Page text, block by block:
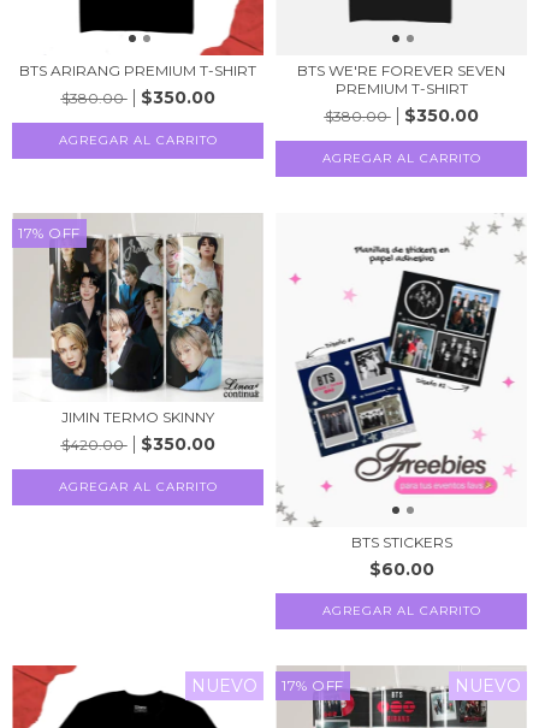
BTS ARIRANG PREMIUM T-SHIRT
$380.00
$350.00
AGREGAR AL CARRITO
BTS WE'RE FOREVER SEVEN
PREMIUM T-SHIRT
$380.00
$350.00
AGREGAR AL CARRITO
17% OFF
JIMIN TERMO SKINNY
$420.00
$350.00
AGREGAR AL CARRITO
BTS STICKERS
$60.00
AGREGAR AL CARRITO
NUEVO 17% OFF NUEVO